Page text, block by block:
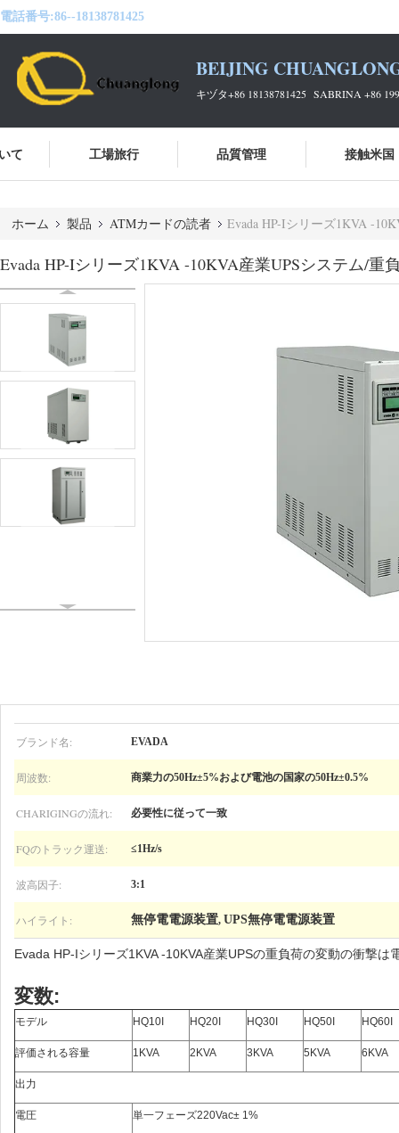
電話番号:86--18138781425
BEIJING
キヅタ+86 18138781425 SABRINA +86
て 工場旅行 品質管理 接触米国
ホーム 製品 ATMカードの読者 Evada HP-Iシリーズ1KVA -
Evada HP-Iシリーズ1KVA -10KVA産業UPSシステム/
ブランド名: EVADA
周波数: 商業力の50Hz±5%および電池の国家の50Hz±0.5%
CHARIGINGの流れ: 必要性に従って一致
FQのトラック運送: ≤1Hz/s
波高因子: 3:1
ハイライト: 無停電電源装置, UPS無停電電源装置
Evada HP-Iシリーズ1KVA -10KVA産業UPSの重負荷の変動の衝撃は
変数:
モデル HQ10I HQ20I HQ30I HQ50I HQ60I
評価される容量 1KVA 2KVA 3KVA 5KVA 6KVA
出力
電圧 単一フェーズ220Vac± 1%